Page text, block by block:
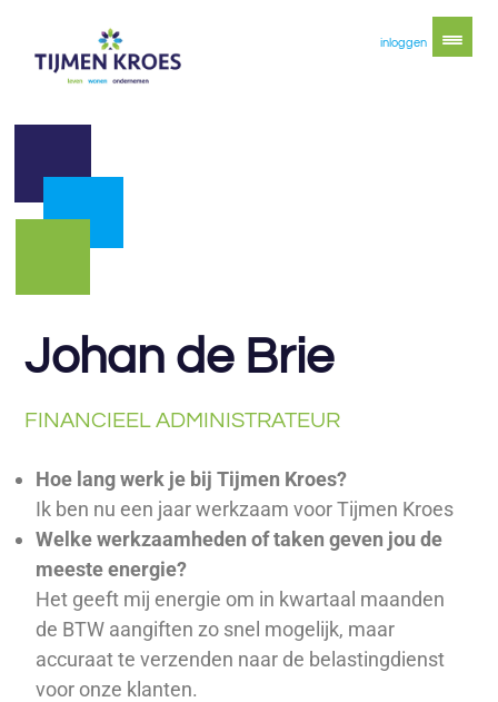
inloggen
Johan de Brie
FINANCIEEL ADMINISTRATEUR
Hoe lang werk je bij Tijmen Kroes?
Ik ben nu een jaar werkzaam voor Tijmen Kroes
Welke werkzaamheden of taken geven jou de
meeste energie?
Het geeft mij energie om in kwartaal maanden
de BTW aangiften zo snel mogelijk, maar
accuraat te verzenden naar de belastingdienst
voor onze klanten.